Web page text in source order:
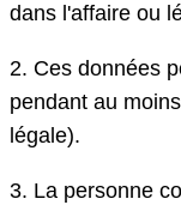
dans l'affaire ou
2. Ces données
pendant au
légale).
3. La personne